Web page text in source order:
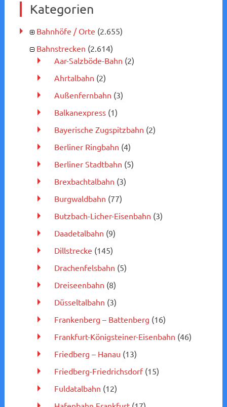
Kategorien
Bahnhöfe / Orte (2.655)
Bahnstrecken (2.614)
Aar-Salzböde-Bahn (2)
Ahrtalbahn (2)
Außenfernbahn (3)
Balkanexpress(1)
Bayerische Zugspitzbahn (2)
Berliner Ringbahn (4)
Berliner Stadtbahn (5)
Brexbachtalbahn (3)
Burgwaldbahn (77)
Butzbach-Licher-Eisenbahn (3)
Daadetalbahn (9)
Dillstrecke (145)
Drachenfelsbahn (5)
Dreiseenbahn (8)
Düsseltalbahn (3)
Frankenberg – Battenberg (16)
Frankfurt-Königsteiner-Eisenbahn (46)
Friedberg – Hanau (13)
Friedberg-Friedrichsdorf(15)
Fuldatalbahn (12)